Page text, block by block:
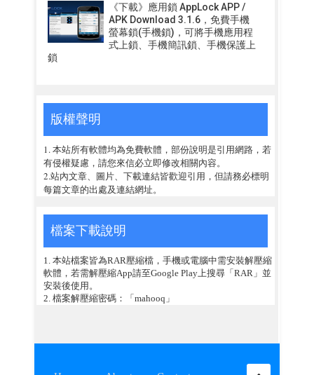
《下載》應用鎖 AppLock APP /
APK Download 3.1.6，免費手機
螢幕鎖(手機鎖)，可將手機應用程
式上鎖、手機簡訊鎖、手機保護上
鎖
版權聲明
1. 本站所有軟體均為免費軟體，部份說明是引用網路，若
有侵權疑慮，請您來信必立即修改相關內容。
2.站內文章、圖片、下載連結皆歡迎引用，但請務必標明
每篇文章的出處及連結網址。
檔案下載說明
1. 本站檔案皆為RAR壓縮檔，手機或電腦中需安裝解壓縮
軟體，若需解壓縮App請至Google Play上搜尋「RAR」並
安裝後使用。
2. 檔案解壓縮密碼：「mahooq」